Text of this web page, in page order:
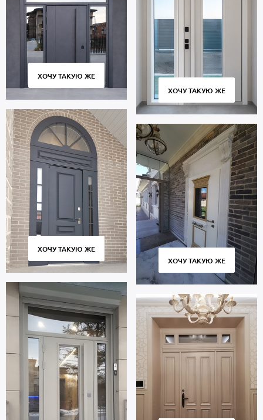
ХОЧУ ТАКУЮ ЖЕ
ХОЧУ ТАКУЮ ЖЕ
ХОЧУ ТАКУЮ ЖЕ
ХОЧУ ТАКУЮ ЖЕ